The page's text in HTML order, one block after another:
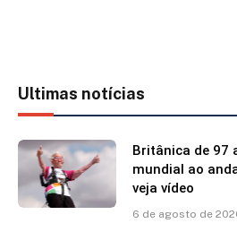
Ultimas notícias
Britânica de 97
mundial ao
veja vídeo
6 de agosto de